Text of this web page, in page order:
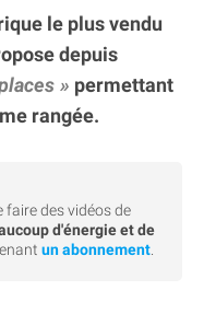
le plus vendu
depuis
permettant
rangée.
faire des vidéos de
d'énergie et de
un abonnement